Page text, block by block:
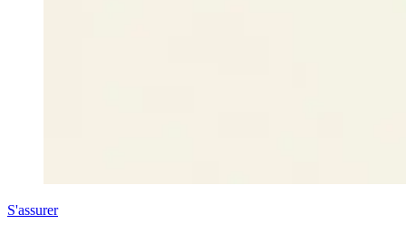
S'assurer